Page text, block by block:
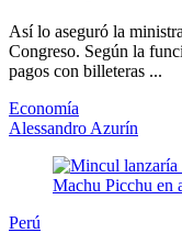
Así lo aseguró la
Congreso. Según la
pagos con billeteras ...
Economía
Alessandro Azurín
Perú